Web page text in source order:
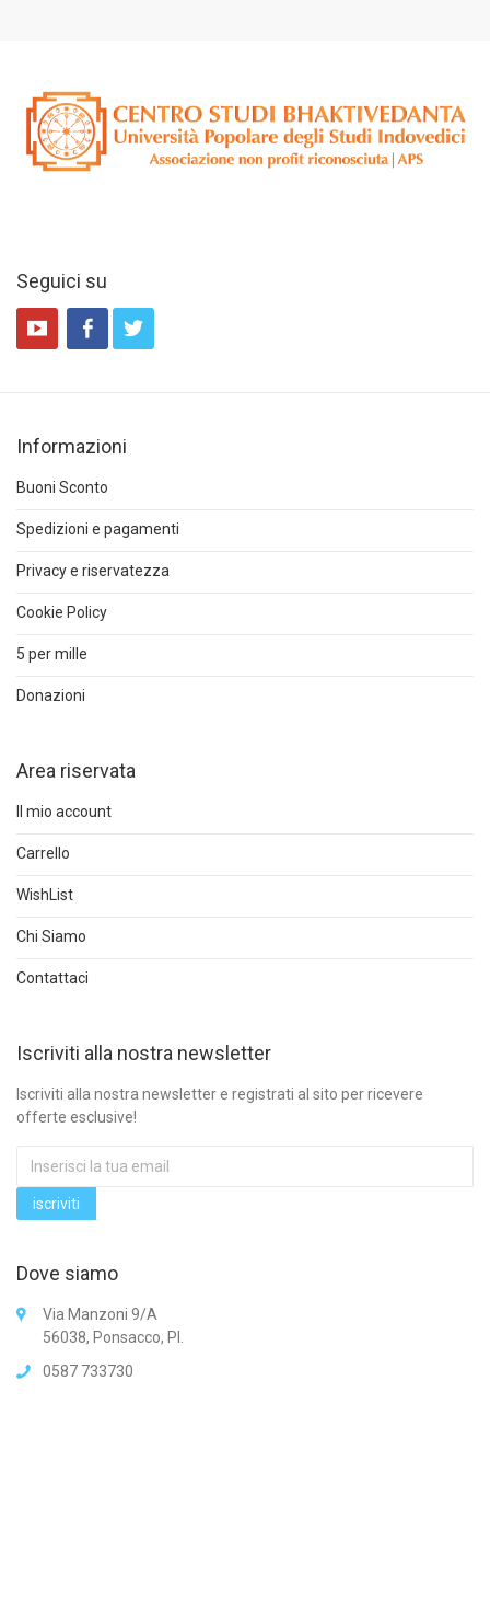
Seguici su
Informazioni
Buoni Sconto
Spedizioni e pagamenti
Privacy e riservatezza
Cookie Policy
5 per mille
Donazioni
Area riservata
Il mio account
Carrello
WishList
Chi Siamo
Contattaci
Iscriviti alla nostra newsletter
Iscriviti alla nostra newsletter e registrati al sito per ricevere
offerte esclusive!
Dove siamo
Via Manzoni 9/A
56038, Ponsacco, PI.
0587 733730